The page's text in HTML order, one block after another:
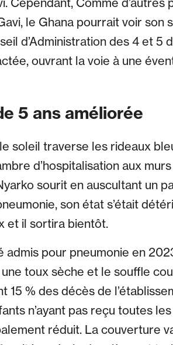
le Ghana pourrait voir son
d’Administration des 4 et 5
ouvrant la voie à une
5 ans améliorée
soleil traverse les rideaux
d’hospitalisation aux
sourit en auscultant un
son état s’était
et il sortira bientôt.
admis pour pneumonie en
toux sèche et le souffle
15 % des décès de
n’ayant pas reçu toutes
réduit. La couverture